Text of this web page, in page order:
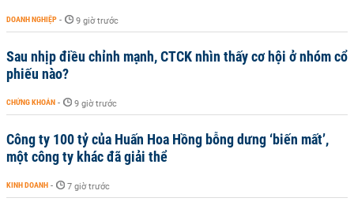
DOANH NGHIỆP - 9 giờ trước
Sau nhịp điều chỉnh mạnh, CTCK nhìn thấy cơ hội ở nhóm cổ
phiếu nào?
CHỨNG KHOÁN - 9 giờ trước
Công ty 100 tỷ của Huấn Hoa Hồng bỗng dưng ‘biến mất’,
một công ty khác đã giải thể
KINH DOANH - 7 giờ trước